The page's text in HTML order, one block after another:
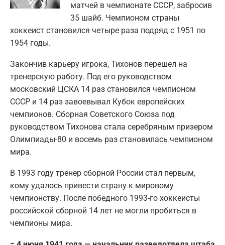
матчей в чемпионате СССР, забросив
35 шайб. Чемпионом страны
хоккеист становился четыре раза подряд с 1951 по
1954 годы.
Закончив карьеру игрока, Тихонов перешел на
тренерскую работу. Под его руководством
московский ЦСКА 14 раз становился чемпионом
СССР и 14 раз завоевывал Кубок европейских
чемпионов. Сборная Советского Союза под
руководством Тихонова стала серебряным призером
Олимпиады-80 и восемь раз становилась чемпионом
мира.
В 1993 году тренер сборной России стал первым,
кому удалось привести страну к мировому
чемпионству. После победного 1993-го хоккеисты
российской сборной 14 лет не могли пробиться в
чемпионы мира.